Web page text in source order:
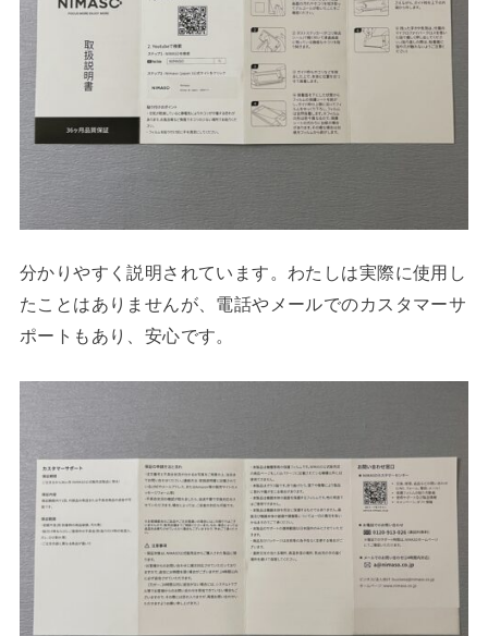
分かりやすく説明されています。わたしは実際に使用し
たことはありませんが、電話やメールでのカスタマーサ
ポートもあり、安心です。